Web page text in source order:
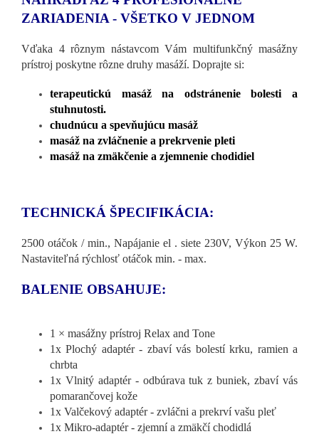
ZARIADENIA - VŠETKO V JEDNOM
Vďaka 4 rôznym nástavcom Vám multifunkčný masážny
prístroj poskytne rôzne druhy masáží. Doprajte si:
terapeutickú masáž na odstránenie bolesti a
stuhnutosti.
chudnúcu a spevňujúcu masáž
masáž na zvláčnenie a prekrvenie pleti
masáž na zmäkčenie a zjemnenie chodidiel
TECHNICKÁ ŠPECIFIKÁCIA:
2500 otáčok / min., Napájanie el . siete 230V, Výkon 25 W.
Nastaviteľná rýchlosť otáčok min. - max.
BALENIE OBSAHUJE:
1 × masážny prístroj Relax and Tone
1x Plochý adaptér - zbaví vás bolestí krku, ramien a
chrbta
1x Vlnitý adaptér - odbúrava tuk z buniek, zbaví vás
pomarančovej kože
1x Valčekový adaptér - zvláčni a prekrví vašu pleť
1x Mikro-adaptér - zjemní a zmäkčí chodidlá